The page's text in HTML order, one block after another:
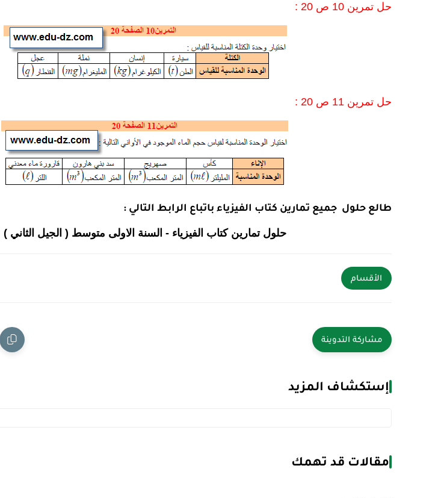
حل تمرين 10 ص 20 :
حل تمرين 11 ص 20 :
طالع حلول جميع تمارين كتاب الفيزياء باتباع الرابط التالي :
حلول تمارين كتاب الفيزياء - السنة الاولى متوسط ( الجيل الثاني )
الأقسام
إستكشاف المزيد
مقالات قد تهمك